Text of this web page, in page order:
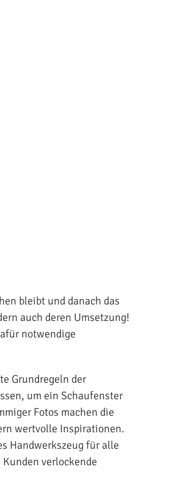
bleibt und danach das
auch deren Umsetzung!
notwendige
Grundregeln der
um ein Schaufenster
Fotos machen die
wertvolle Inspirationen.
Handwerkszeug für alle
verlockende